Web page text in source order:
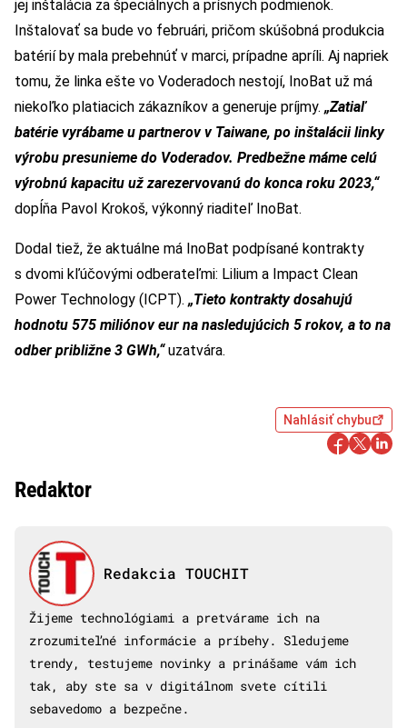
jej inštalácia za špeciálnych a prísnych podmienok.
Inštalovať sa bude vo februári, pričom skúšobná produkcia
batérií by mala prebehnúť v marci, prípadne apríli. Aj napriek
tomu, že linka ešte vo Voderadoch nestojí, InoBat už má
niekoľko platiacich zákazníkov a generuje príjmy. „Zatiaľ
batérie vyrábame u partnerov v Taiwane, po inštalácii linky
výrobu presunieme do Voderadov. Predbežne máme celú
výrobnú kapacitu už zarezervovanú do konca roku 2023,“
dopĺňa Pavol Krokoš, výkonný riaditeľ InoBat.
Dodal tiež, že aktuálne má InoBat podpísané kontrakty
s dvomi kľúčovými odberateľmi: Lilium a Impact Clean
Power Technology (ICPT). „Tieto kontrakty dosahujú
hodnotu 575 miliónov eur na nasledujúcich 5 rokov, a to na
odber približne 3 GWh,“uzatvára.
Nahlásiť chybu
Redaktor
Redakcia TOUCHIT
Žijeme technológiami a pretvárame ich na
zrozumiteľné informácie a príbehy. Sledujeme
trendy, testujeme novinky a prinášame vám ich
tak, aby ste sa v digitálnom svete cítili
sebavedomo a bezpečne.